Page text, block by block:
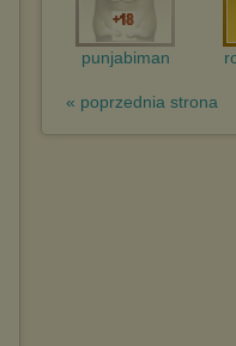
punjabiman
« poprzednia strona